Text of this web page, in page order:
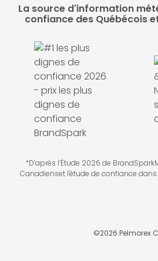
La source d'information
confiance des Québécois
*D’après l’Étude 2026 de
Canadienset l'étude de confiance
©2026 Pelmorex